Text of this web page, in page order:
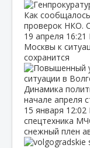
Как
проверок НКО.
19 апреля 16:21
Москвы к
сохранится
Динамика
начале апреля
15 января 12:02
спецтехника
снежный плен